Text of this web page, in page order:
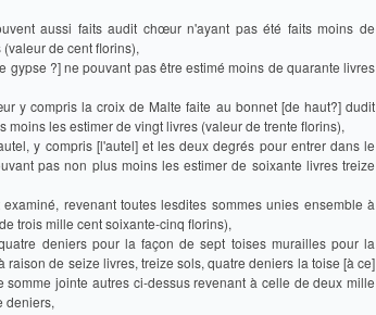
aussi faits audit chœur n'ayant pas été faits moins de
de cent florins),
gypse ?] ne pouvant pas être estimé moins de quarante livres
y compris la croix de Malte faite au bonnet [de haut?] dudit
les estimer de vingt livres (valeur de trente florins),
y compris [l'autel] et les deux degrés pour entrer dans le
pas non plus moins les estimer de soixante livres treize
revenant toutes lesdites sommes unies ensemble à
trois mille cent soixante-cinq florins),
deniers pour la façon de sept toises murailles pour la
de seize livres, treize sols, quatre deniers la toise [à ce]
jointe autres ci-dessus revenant à celle de deux mille
deniers,